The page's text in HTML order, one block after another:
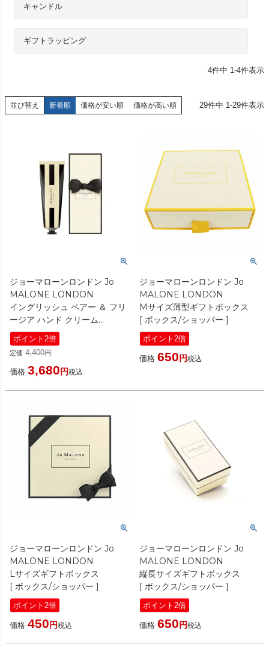
キャンドル
ギフトラッピング
4件中 1 -4件表示
並び替え 新着順 価格が安い順 価格が高い順 29件中 1 -29件表示
ジョーマローンロンドン Jo
MALONE LONDON
イングリッシュ ペアー ＆ フリ
ージア ハンド クリーム
30ml（ギフトボックス入り）
[ ハンドクリーム ]
ポイント2倍
定価 4,400
価格 3,680 税込
ジョーマローンロンドン Jo
MALONE LONDON
Mサイズ薄型ギフトボックス
[ ボックス/ショッパー ]
ポイント2倍
価格 650 税込
ジョーマローンロンドン Jo
MALONE LONDON
Lサイズギフトボックス
[ ボックス/ショッパー ]
ポイント2倍
価格 450 税込
ジョーマローンロンドン Jo
MALONE LONDON
縦長サイズギフトボックス
[ ボックス/ショッパー ]
ポイント2倍
価格 650 税込